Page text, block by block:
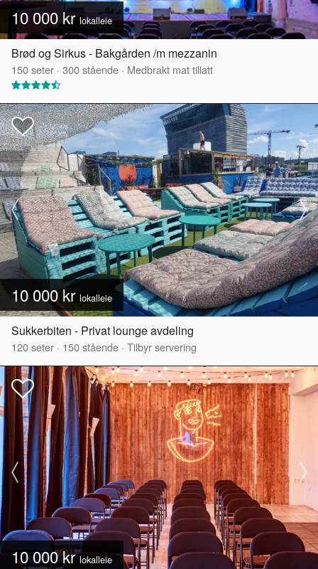
10 000 kr lokalleie
Brød og Sirkus - Bakgården /m mezzanin
150seter · 300stående · Medbrakt mat tillatt
10 000 kr lokalleie
Sukkerbiten - Privat lounge avdeling
120seter · 150stående · Tilbyr servering
10 000 krlokalleie